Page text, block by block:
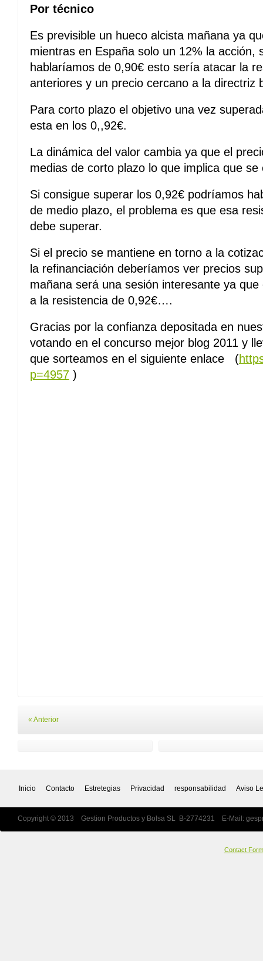
Por técnico
Es previsible un hueco alcista mañana ya
mientras en España solo un 12% la acción,
hablaríamos de 0,90€ esto sería atacar la
anteriores y un precio cercano a la directriz
Para corto plazo el objetivo una vez
esta en los 0,,92€.
La dinámica del valor cambia ya que el
medias de corto plazo lo que implica que
Si consigue superar los 0,92€ podríamos
de medio plazo, el problema es que esa
debe superar.
Si el precio se mantiene en torno a la
la refinanciación deberíamos ver precios
mañana será una sesión interesante ya
a la resistencia de 0,92€….
Gracias por la confianza depositada en
votando en el concurso mejor blog 2011 y
que sorteamos en el siguiente enlace (
p=4957 )
« Anterior
Inicio Contacto Estretegias Privacidad responsabilidad Aviso
Copyright © 2013 Gestion Productos y Bolsa SL B-2774231 E-Mail:
Contact Form